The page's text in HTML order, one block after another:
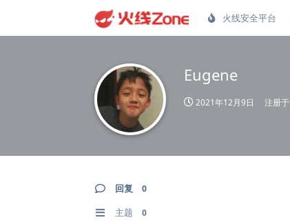
火线安全平台
Eugene
2021年12月9日 注册于
回复 0
主题 0